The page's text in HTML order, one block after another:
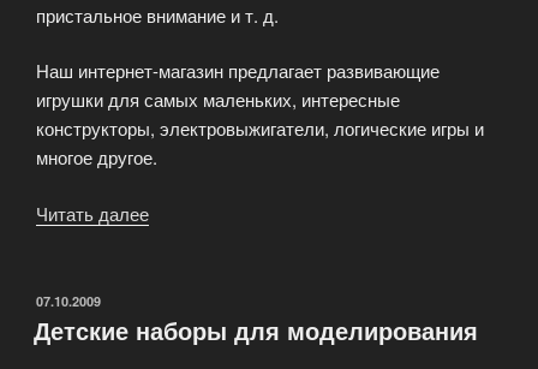
пристальное внимание и т. д.
Наш интернет-магазин предлагает развивающие
игрушки для самых маленьких, интересные
конструкторы, электровыжигатели, логические игры и
многое другое.
Читать далее
ОПУБЛИКОВАНО
07.10.2009
Детские наборы для моделирования